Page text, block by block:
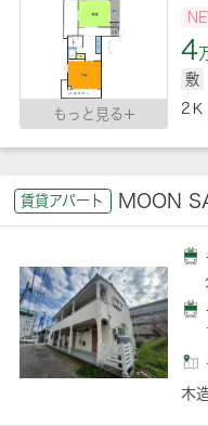
もっと見る
4
敷
2
賃貸アパート MOON
木